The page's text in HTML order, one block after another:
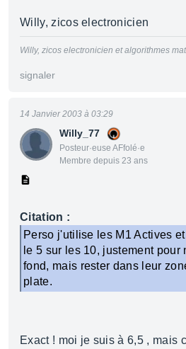
Willy, zicos electronicien
Willy, zicos electronicien et algorithmes
signaler
Willy_77
Posteur·euse AFfolé·e
Membre depuis 23 ans
14 Janvier 2003 à 03:29
Citation :
Perso j'utilise les M1 Actives
le 5 sur les 10, justement pour
fond, mais rester dans leur
plate.
Exact ! moi je suis à 6,5 , mais